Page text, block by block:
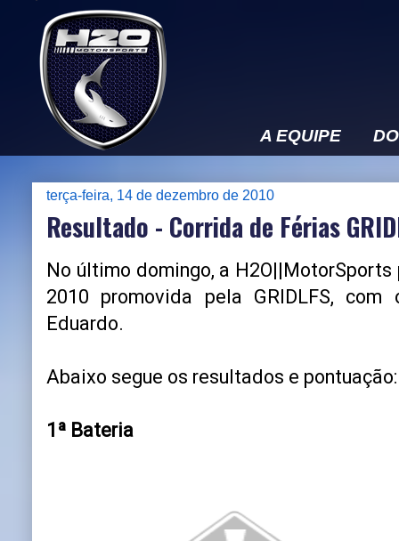
A EQUIPE
terça-feira, 14 de dezembro de 2010
Resultado - Corrida de Férias
No último domingo, a
2010 promovida pela GRIDLFS,
Eduardo.
Abaixo segue os resultados e pontuação:
1ª Bateria